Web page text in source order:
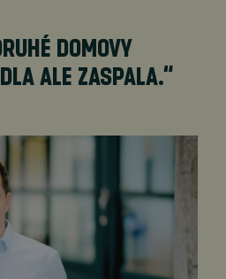
DOMOVY
ALE ZASPALA.“